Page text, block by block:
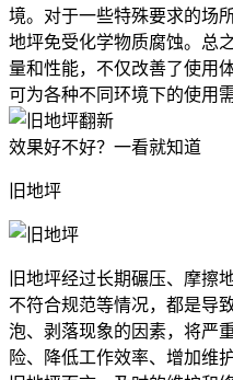
境。对于一些特殊要求的场
地坪免受化学物质腐蚀。总
量和性能，不仅改善了使用
可为各种不同环境下的使用
效果好不好？一看就知道
旧地坪
旧地坪经过长期碾压、摩擦
不符合规范等情况，都是导
泡、剥落现象的因素，将严
险、降低工作效率、增加维